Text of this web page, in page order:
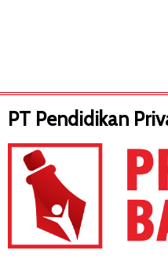
PT Pendidikan